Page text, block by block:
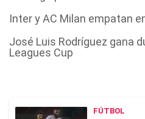
Inter y AC Milan empatan
José Luis Rodríguez gana
Leagues Cup
FÚTBOL